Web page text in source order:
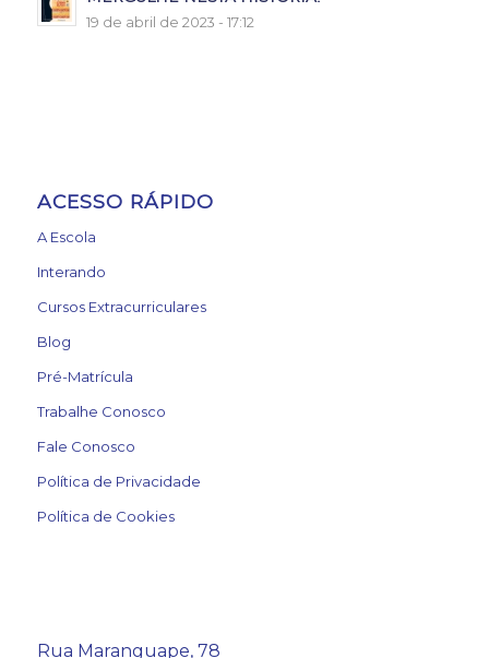
19 de abril de 2023 - 17:12
ACESSO RÁPIDO
A Escola
Interando
Cursos Extracurriculares
Blog
Pré-Matrícula
Trabalhe Conosco
Fale Conosco
Política de Privacidade
Política de Cookies
Rua Maranguape, 78